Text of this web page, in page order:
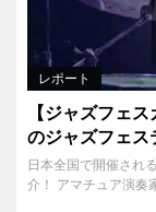
レポート
【ジャズフェ
のジャズフェス
日本全国で開催され
介！ アマチュア演奏